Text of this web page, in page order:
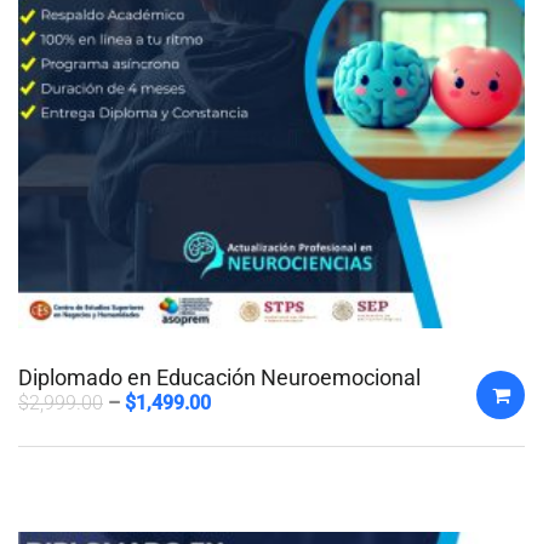
Diplomado en Educación Neuroemocional
$2,999.00 $1,499.00